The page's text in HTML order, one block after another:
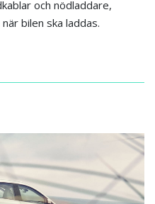
och nödladdare,
bilen ska laddas.